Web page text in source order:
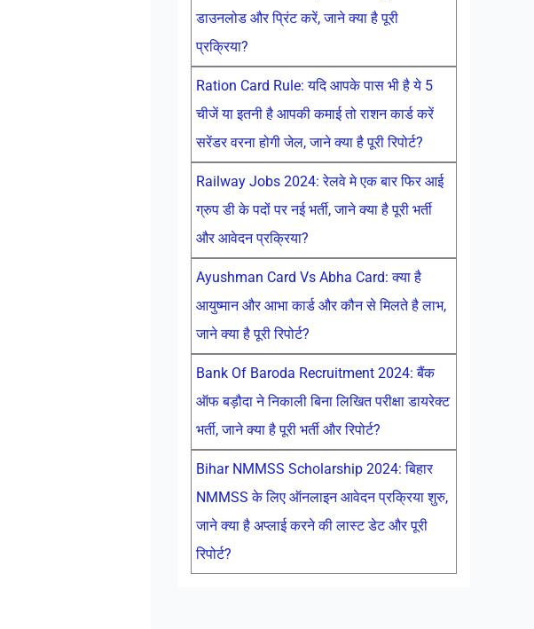
डाउनलोड और प्रिंट करें, जाने क्या है पूरी
प्रक्रिया?
Ration Card Rule: यदि आपके पास भी है ये 5
चीजें या इतनी है आपकी कमाई तो राशन कार्ड करें
सरेंडर वरना होगी जेल, जाने क्या है पूरी रिपोर्ट?
Railway Jobs 2024: रेलवे मे एक बार फिर आई
ग्रुप डी के पदों पर नई भर्ती, जाने क्या है पूरी भर्ती
और आवेदन प्रक्रिया?
Ayushman Card Vs Abha Card: क्या है
आयुष्मान और आभा कार्ड और कौन से मिलते है लाभ,
जाने क्या है पूरी रिपोर्ट?
Bank Of Baroda Recruitment 2024: बैंक
ऑफ बड़ौदा ने निकाली बिना लिखित परीक्षा डायरेक्ट
भर्ती, जाने क्या है पूरी भर्ती और रिपोर्ट?
Bihar NMMSS Scholarship 2024: बिहार
NMMSS के लिए ऑनलाइन आवेदन प्रक्रिया शुरु,
जाने क्या है अप्लाई करने की लास्ट डेट और पूरी
रिपोर्ट?